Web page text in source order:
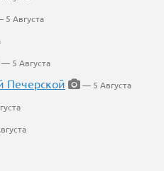
5 Августа
— 5 Августа
Печерской
— 5 Августа